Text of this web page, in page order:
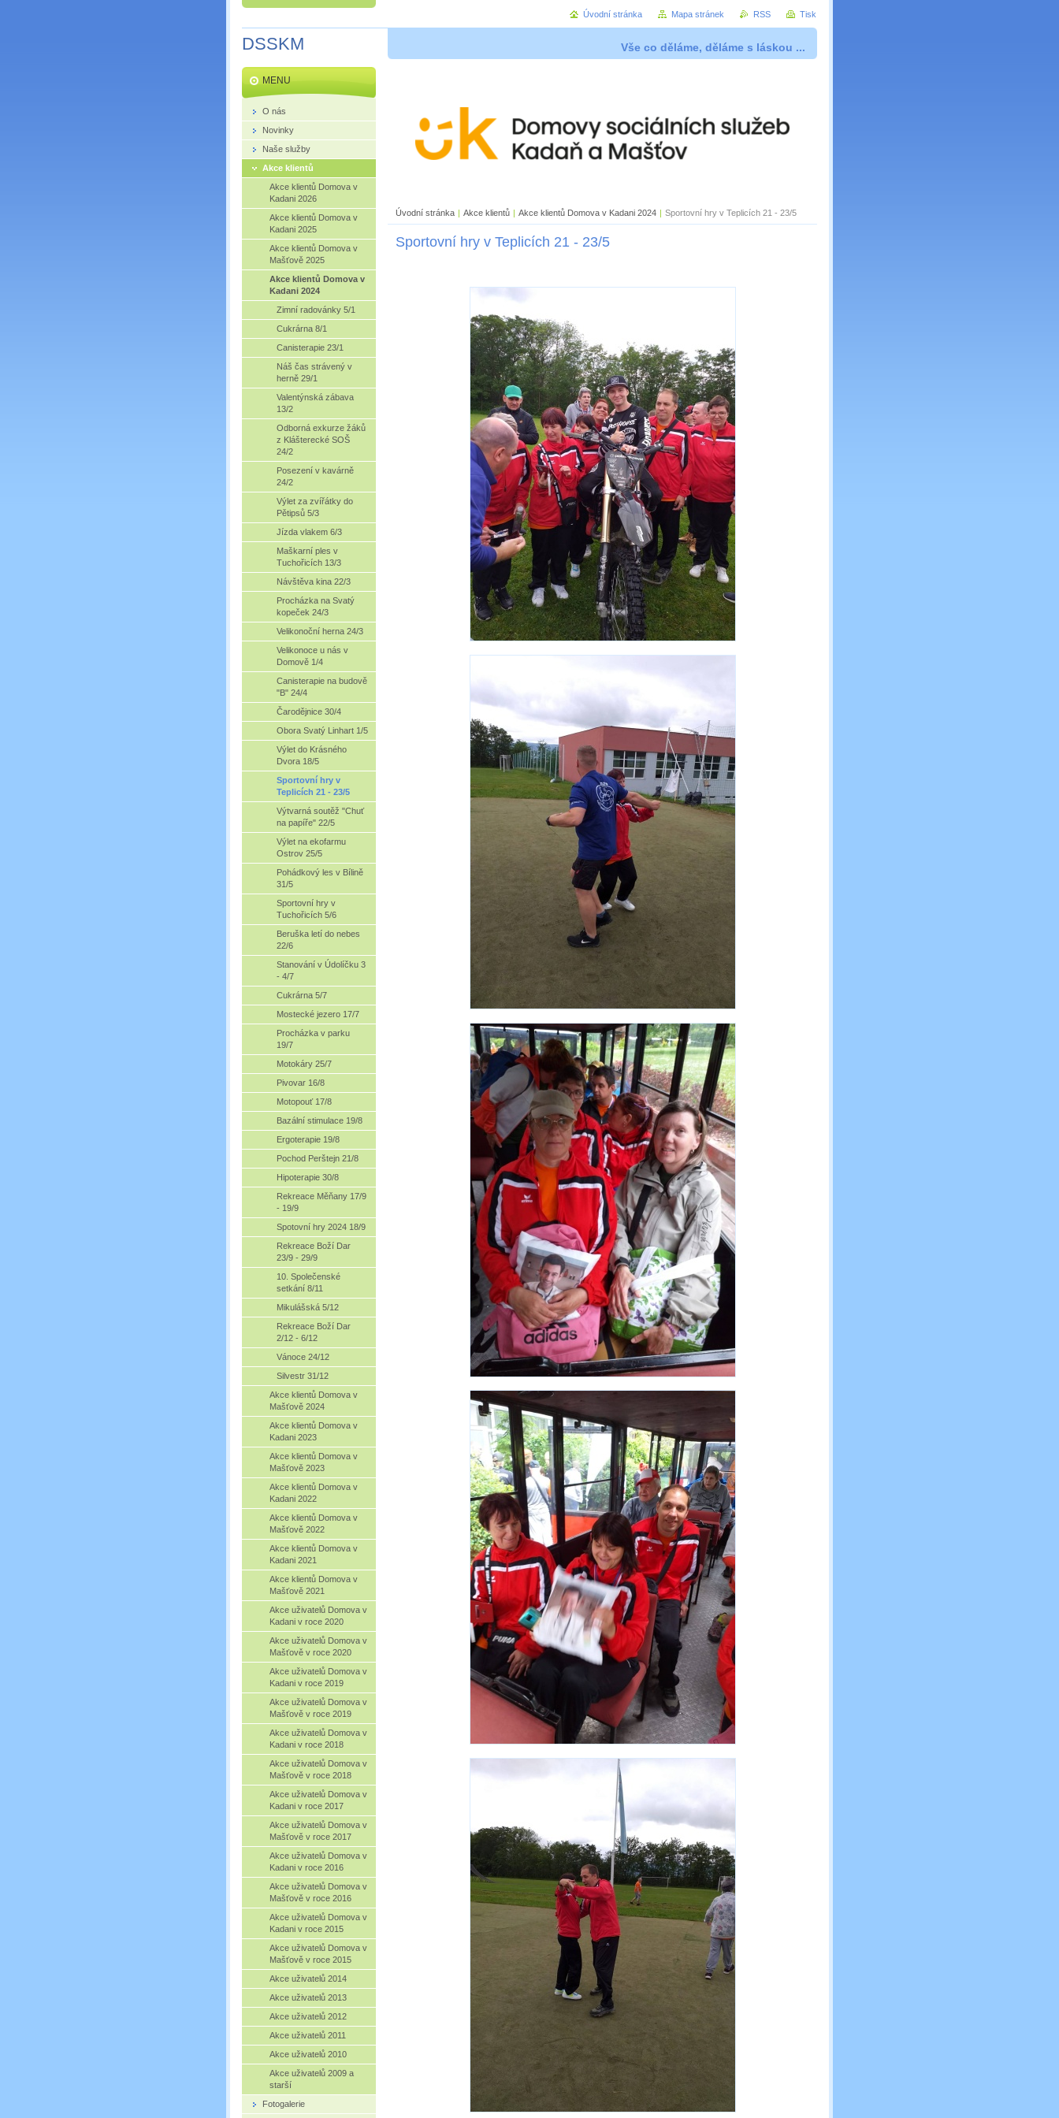
DSSKM Vše co děláme, děláme s láskou ...
Úvodní stránka | Akce klientů | Akce klientů Domova v Kadani 2024 | Sportovní hry v Teplicích 21 - 23/5
Sportovní hry v Teplicích 21 - 23/5
MENU
O nás
Novinky
Naše služby
Akce klientů
Akce klientů Domova v
Kadani 2026
Akce klientů Domova v
Kadani 2025
Akce klientů Domova v
Mašťově 2025
Akce klientů Domova v
Kadani 2024
Zimní radovánky 5/1
Cukrárna 8/1
Canisterapie 23/1
Náš čas strávený v
herně 29/1
Valentýnská zábava
13/2
Odborná exkurze žáků
z Klášterecké SOŠ
24/2
Posezení v kavárně
24/2
Výlet za zvířátky do
Pětipsů 5/3
Jízda vlakem 6/3
Maškarní ples v
Tuchořicích 13/3
Návštěva kina 22/3
Procházka na Svatý
kopeček 24/3
Velikonoční herna 24/3
Velikonoce u nás v
Domově 1/4
Canisterapie na budově
"B" 24/4
Čarodějnice 30/4
Obora Svatý Linhart 1/5
Výlet do Krásného
Dvora 18/5
Sportovní hry v
Teplicích 21 - 23/5
Výtvarná soutěž "Chuť
na papíře" 22/5
Výlet na ekofarmu
Ostrov 25/5
Pohádkový les v Bílině
31/5
Sportovní hry v
Tuchořicích 5/6
Beruška letí do nebes
22/6
Stanování v Údolíčku 3
- 4/7
Cukrárna 5/7
Mostecké jezero 17/7
Procházka v parku
19/7
Motokáry 25/7
Pivovar 16/8
Motopouť 17/8
Bazální stimulace 19/8
Ergoterapie 19/8
Pochod Perštejn 21/8
Hipoterapie 30/8
Rekreace Měňany 17/9
- 19/9
Spotovní hry 2024 18/9
Rekreace Boží Dar
23/9 - 29/9
10. Společenské
setkání 8/11
Mikulášská 5/12
Rekreace Boží Dar
2/12 - 6/12
Vánoce 24/12
Silvestr 31/12
Akce klientů Domova v
Mašťově 2024
Akce klientů Domova v
Kadani 2023
Akce klientů Domova v
Mašťově 2023
Akce klientů Domova v
Kadani 2022
Akce klientů Domova v
Mašťově 2022
Akce klientů Domova v
Kadani 2021
Akce klientů Domova v
Mašťově 2021
Akce uživatelů Domova v
Kadani v roce 2020
Akce uživatelů Domova v
Mašťově v roce 2020
Akce uživatelů Domova v
Kadani v roce 2019
Akce uživatelů Domova v
Mašťově v roce 2019
Akce uživatelů Domova v
Kadani v roce 2018
Akce uživatelů Domova v
Mašťově v roce 2018
Akce uživatelů Domova v
Kadani v roce 2017
Akce uživatelů Domova v
Mašťově v roce 2017
Akce uživatelů Domova v
Kadani v roce 2016
Akce uživatelů Domova v
Mašťově v roce 2016
Akce uživatelů Domova v
Kadani v roce 2015
Akce uživatelů Domova v
Mašťově v roce 2015
Akce uživatelů 2014
Akce uživatelů 2013
Akce uživatelů 2012
Akce uživatelů 2011
Akce uživatelů 2010
Akce uživatelů 2009 a
starší
Fotogalerie
Úvodní stránka Mapa stránek RSS Tisk